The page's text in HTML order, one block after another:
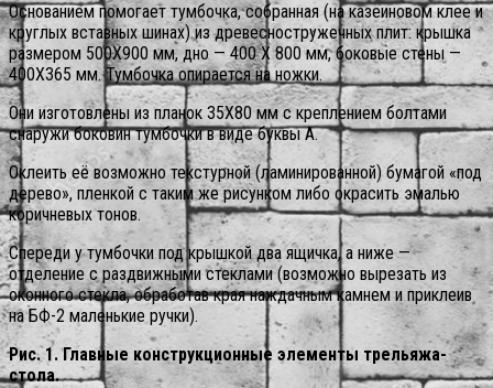
Основанием помогает тумбочка, собранная (на казеиновом клее и
круглых вставных шинах) из древесностружечных плит: крышка
размером 500X900 мм, дно — 400 X 800 мм, боковые стены —
400X365 мм. Тумбочка опирается на ножки.
Они изготовлены из планок 35X80 мм с креплением болтами
снаружи боковин тумбочки в виде буквы А.
Оклеить её возможно текстурной (ламинированной) бумагой «под
дерево», пленкой с таким же рисунком либо окрасить эмалью
коричневых тонов.
Спереди у тумбочки под крышкой два ящичка, а ниже —
отделение с раздвижными стеклами (возможно вырезать из
оконного стекла, обработав края наждачным камнем и приклеив
на БФ-2 маленькие ручки).
Рис. 1. Главные конструкционные элементы трельяжа-
стола.